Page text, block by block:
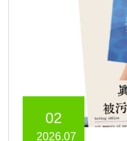
02
2026.07